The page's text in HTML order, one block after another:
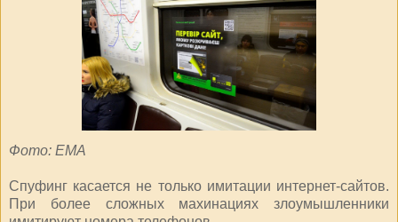
Фото: ЕМА
Спуфинг касается не только имитации интернет-сайтов.
При более сложных махинациях злоумышленники